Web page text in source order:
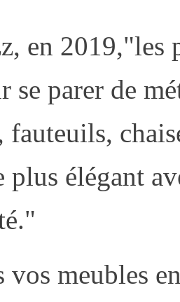
en 2019,"les
se parer de
fauteuils,
plus élégant
vos meubles